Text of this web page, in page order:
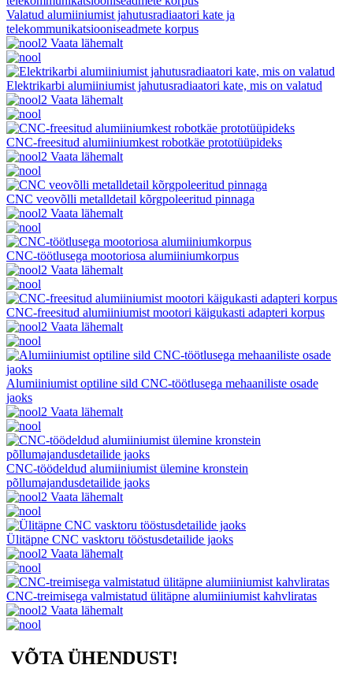
Valatud alumiiniumist jahutusradiaatori kate ja
telekommunikatsiooniseadmete korpus
Vaata lähemalt
Elektrikarbi alumiiniumist jahutusradiaatori kate, mis on valatud
Vaata lähemalt
CNC-freesitud alumiiniumkest robotkäe prototüüpideks
Vaata lähemalt
CNC veovõlli metalldetail kõrgpoleeritud pinnaga
Vaata lähemalt
CNC-töötlusega mootoriosa alumiiniumkorpus
Vaata lähemalt
CNC-freesitud alumiiniumist mootori käigukasti adapteri korpus
Vaata lähemalt
Alumiiniumist optiline sild CNC-töötlusega mehaaniliste osade
jaoks
Vaata lähemalt
CNC-töödeldud alumiiniumist ülemine kronstein
põllumajandusdetailide jaoks
Vaata lähemalt
Ülitäpne CNC vasktoru tööstusdetailide jaoks
Vaata lähemalt
CNC-treimisega valmistatud ülitäpne alumiiniumist kahvliratas
Vaata lähemalt
VÕTA ÜHENDUST!